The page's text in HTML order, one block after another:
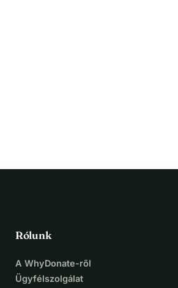
Rólunk
A WhyDonate-ről
Ügyfélszolgálat